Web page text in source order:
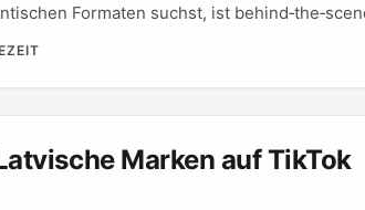
Formaten suchst, ist
echte Geschichten wollen statt polierte
Marken auf TikTok